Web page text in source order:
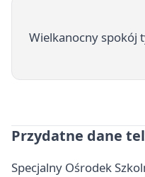
Wielkanocny spokój
Przydatne dane
Specjalny Ośrodek